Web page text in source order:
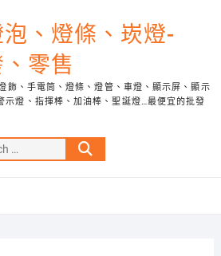
、燈條、崁燈-
零售
飾、手電筒、燈條、燈管、車燈、顯示屏、顯示
示燈、指揮棒、加油棒、聖誕燈…最便宜的批發
Search
…